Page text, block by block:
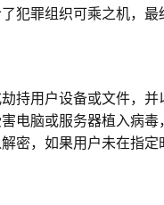
犯罪组织可乘之机，
用户设备或文件，并
电脑或服务器植入病毒
密，如果用户未在指